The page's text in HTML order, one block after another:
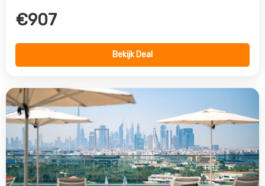
Al Bandar Rotana Dubai Creek
Dubai Stad, Dubai, Verenigde Arabische Emiraten
€806
Bekijk Deal